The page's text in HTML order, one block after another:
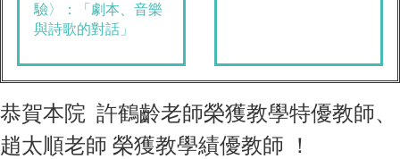
驗〉：「劇本、音樂
與詩歌的對話」
恭賀本院 許鶴齡老師榮獲教學特優教師、
趙太順老師 榮獲教學績優教師 ！